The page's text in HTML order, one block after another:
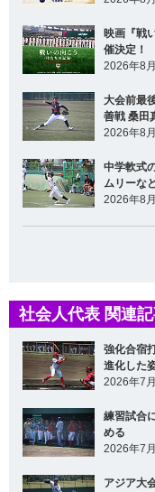
映画『戦
催決定！
2026年8
大会前最
善戦 桑田
2026年8
中学軟式
ムリーな
2026年8
社会人代表 関連
強化合宿
進化した
2026年7
練習試合
める
2026年7
アジア大